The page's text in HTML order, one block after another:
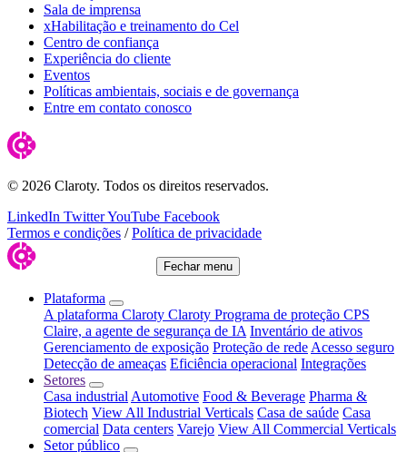
Sala de imprensa
xHabilitação e treinamento do Cel
Centro de confiança
Experiência do cliente
Eventos
Políticas ambientais, sociais e de governança
Entre em contato conosco
© 2026 Claroty. Todos os direitos reservados.
LinkedIn TwitterYouTube Facebook
Termos e condições / Política de privacidade
Fechar menu
Plataforma
A plataforma Claroty Claroty Programa de proteção CPS
Claire, a agente de segurança de IA Inventário de ativos
Gerenciamento de exposição Proteção de rede Acesso seguro
Detecção de ameaças Eficiência operacional Integrações
Setores
Casa industrial Automotive Food & Beverage Pharma &
Biotech View All Industrial Verticals Casa de saúde Casa
comercial Data centers Varejo View All Commercial Verticals
Setor público